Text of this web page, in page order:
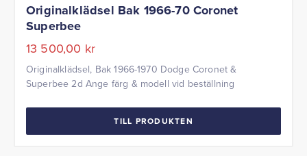
Originalklädsel Bak 1966-70 Coronet
Superbee
13 500,00 kr
Originalklädsel, Bak 1966-1970 Dodge Coronet &
Superbee 2d Ange färg & modell vid beställning
TILL PRODUKTEN